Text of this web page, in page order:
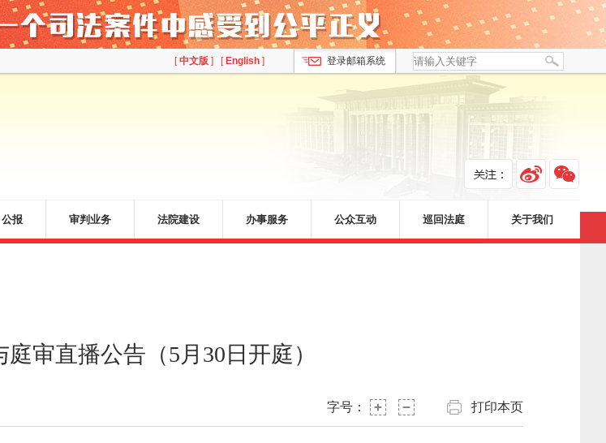
[中文版 ] [ English ] 登录邮箱系统
公报 审判业务 法院建设 办事服务 公众互动 巡回法庭 关于我们
审直播公告（5月30日开庭）
字号： 打印本页